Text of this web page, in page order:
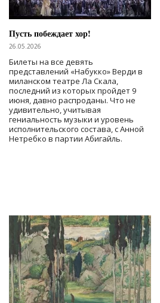
Пусть побеждает хор!
26.05.2026
Билеты на все девять
представлений «Набукко» Верди в
миланском театре Ла Скала,
последний из которых пройдет 9
июня, давно распроданы. Что не
удивительно, учитывая
гениальность музыки и уровень
исполнительского состава, с Анной
Нетребко в партии Абигайль.